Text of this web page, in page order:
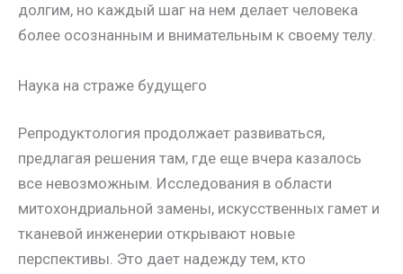
долгим, но каждый шаг на нем делает человека
более осознанным и внимательным к своему телу.
Наука на страже будущего
Репродуктология продолжает развиваться,
предлагая решения там, где еще вчера казалось
все невозможным. Исследования в области
митохондриальной замены, искусственных гамет и
тканевой инженерии открывают новые
перспективы. Это дает надежду тем, кто